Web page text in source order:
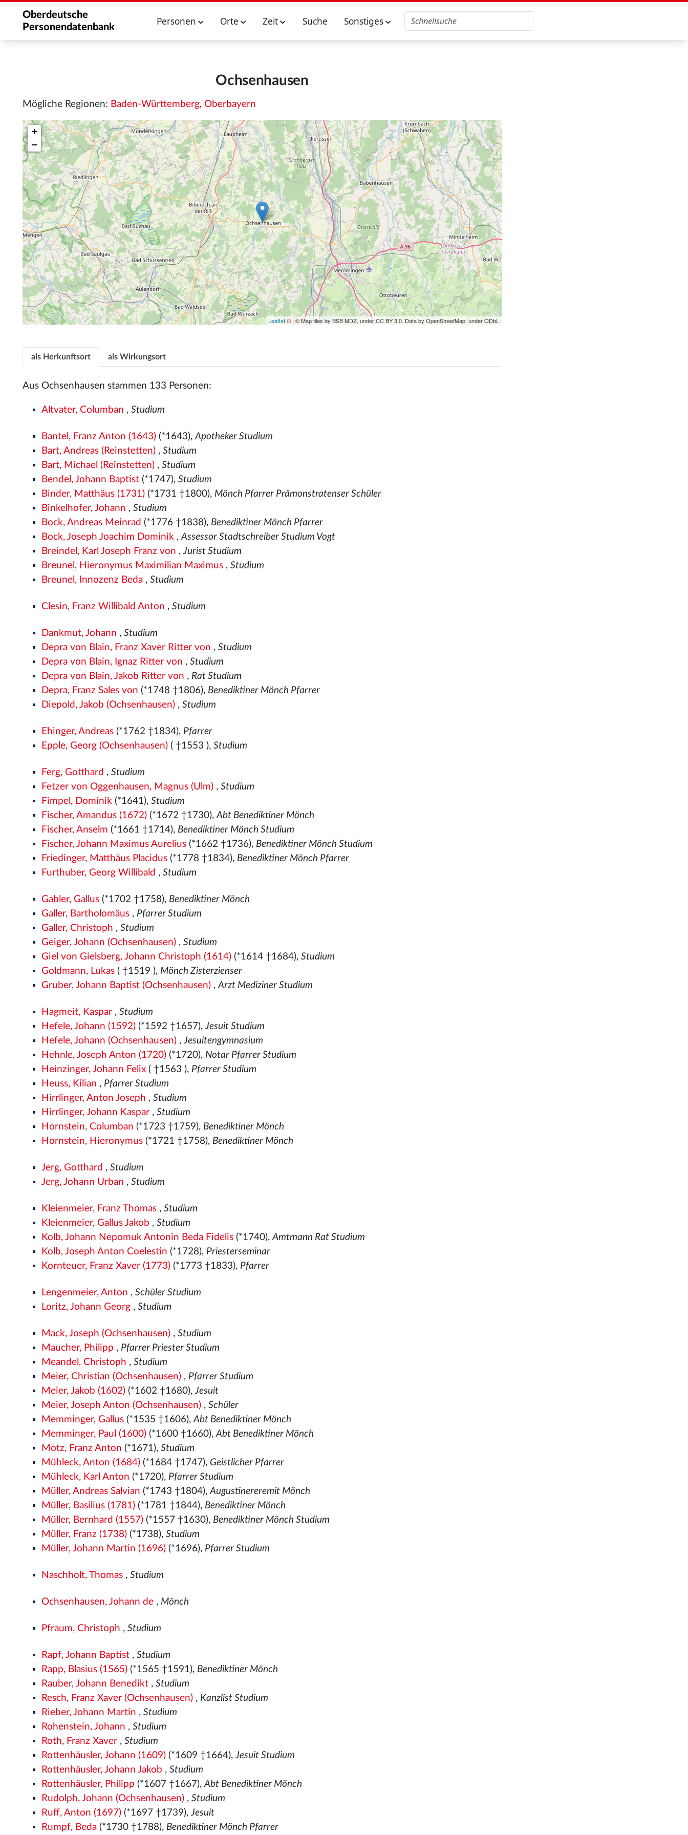
Oberdeutsche
Personendatenbank
Personen Orte Zeit Suche Sonstiges
Ochsenhausen
Mögliche Regionen: Baden-Württemberg, Oberbayern
+
−
Leaflet | © Map tiles by BSB MDZ, under CC BY 3.0. Data by OpenStreetMap, under ODbL
als Herkunftsort als Wirkungsort
Aus Ochsenhausen stammen 133 Personen:
Altvater, Columban ,Studium
Bantel, Franz Anton (1643) (*1643),Apotheker Studium
Bart, Andreas (Reinstetten) ,Studium
Bart, Michael (Reinstetten) ,Studium
Bendel, Johann Baptist (*1747),Studium
Binder, Matthäus (1731) (*1731 †1800), Mönch Pfarrer Prämonstratenser Schüler
Binkelhofer, Johann ,Studium
Bock, Andreas Meinrad (*1776 †1838), Benediktiner Mönch Pfarrer
Bock, Joseph Joachim Dominik ,Assessor Stadtschreiber Studium Vogt
Breindel, Karl Joseph Franz von ,Jurist Studium
Breunel, Hieronymus Maximilian Maximus ,Studium
Breunel, Innozenz Beda ,Studium
Clesin, Franz Willibald Anton ,Studium
Dankmut, Johann ,Studium
Depra von Blain, Franz Xaver Ritter von ,Studium
Depra von Blain, Ignaz Ritter von ,Studium
Depra von Blain, Jakob Ritter von , Rat Studium
Depra, Franz Sales von (*1748 †1806), Benediktiner Mönch Pfarrer
Diepold, Jakob (Ochsenhausen) ,Studium
Ehinger, Andreas (*1762 †1834), Pfarrer
Epple, Georg (Ochsenhausen) ( †1553 ),Studium
Ferg, Gotthard ,Studium
Fetzer von Oggenhausen, Magnus (Ulm) ,Studium
Fimpel, Dominik (*1641),Studium
Fischer, Amandus (1672) (*1672 †1730),Abt Benediktiner Mönch
Fischer, Anselm (*1661 †1714), Benediktiner Mönch Studium
Fischer, Johann Maximus Aurelius (*1662 †1736), Benediktiner Mönch Studium
Friedinger, Matthäus Placidus (*1778 †1834), Benediktiner Mönch Pfarrer
Furthuber, Georg Willibald ,Studium
Gabler, Gallus (*1702 †1758), Benediktiner Mönch
Galler, Bartholomäus , Pfarrer Studium
Galler, Christoph ,Studium
Geiger, Johann (Ochsenhausen) ,Studium
Giel von Gielsberg, Johann Christoph (1614) (*1614 †1684),Studium
Goldmann, Lukas ( †1519 ), Mönch Zisterzienser
Gruber, Johann Baptist (Ochsenhausen) ,Arzt Mediziner Studium
Hagmeit, Kaspar ,Studium
Hefele, Johann (1592) (*1592 †1657),Jesuit Studium
Hefele, Johann (Ochsenhausen) ,Jesuitengymnasium
Hehnle, Joseph Anton (1720) (*1720), Notar Pfarrer Studium
Heinzinger, Johann Felix ( †1563 ), Pfarrer Studium
Heuss, Kilian , Pfarrer Studium
Hirrlinger, Anton Joseph ,Studium
Hirrlinger, Johann Kaspar ,Studium
Hornstein, Columban (*1723 †1759), Benediktiner Mönch
Hornstein, Hieronymus (*1721 †1758), Benediktiner Mönch
Jerg, Gotthard ,Studium
Jerg, Johann Urban ,Studium
Kleienmeier, Franz Thomas ,Studium
Kleienmeier, Gallus Jakob ,Studium
Kolb, Johann Nepomuk Antonin Beda Fidelis (*1740),Amtmann Rat Studium
Kolb, Joseph Anton Coelestin (*1728), Priesterseminar
Kornteuer, Franz Xaver (1773) (*1773 †1833), Pfarrer
Lengenmeier, Anton ,Schüler Studium
Loritz, Johann Georg ,Studium
Mack, Joseph (Ochsenhausen) ,Studium
Maucher, Philipp , Pfarrer Priester Studium
Meandel, Christoph ,Studium
Meier, Christian (Ochsenhausen) , Pfarrer Studium
Meier, Jakob (1602) (*1602 †1680),Jesuit
Meier, Joseph Anton (Ochsenhausen) ,Schüler
Memminger, Gallus (*1535 †1606),Abt Benediktiner Mönch
Memminger, Paul (1600) (*1600 †1660),Abt Benediktiner Mönch
Motz, Franz Anton (*1671),Studium
Mühleck, Anton (1684) (*1684 †1747), Geistlicher Pfarrer
Mühleck, Karl Anton (*1720), Pfarrer Studium
Müller, Andreas Salvian (*1743 †1804),Augustinereremit Mönch
Müller, Basilius (1781) (*1781 †1844), Benediktiner Mönch
Müller, Bernhard (1557) (*1557 †1630), Benediktiner Mönch Studium
Müller, Franz (1738) (*1738),Studium
Müller, Johann Martin (1696) (*1696), Pfarrer Studium
Naschholt, Thomas ,Studium
Ochsenhausen, Johann de , Mönch
Pfraum, Christoph ,Studium
Rapf, Johann Baptist ,Studium
Rapp, Blasius (1565) (*1565 †1591), Benediktiner Mönch
Rauber, Johann Benedikt ,Studium
Resch, Franz Xaver (Ochsenhausen) , Kanzlist Studium
Rieber, Johann Martin ,Studium
Rohenstein, Johann ,Studium
Roth, Franz Xaver ,Studium
Rottenhäusler, Johann (1609) (*1609 †1664),Jesuit Studium
Rottenhäusler, Johann Jakob ,Studium
Rottenhäusler, Philipp (*1607 †1667),Abt Benediktiner Mönch
Rudolph, Johann (Ochsenhausen) ,Studium
Ruff, Anton (1697) (*1697 †1739),Jesuit
Rumpf, Beda (*1730 †1788), Benediktiner Mönch Pfarrer